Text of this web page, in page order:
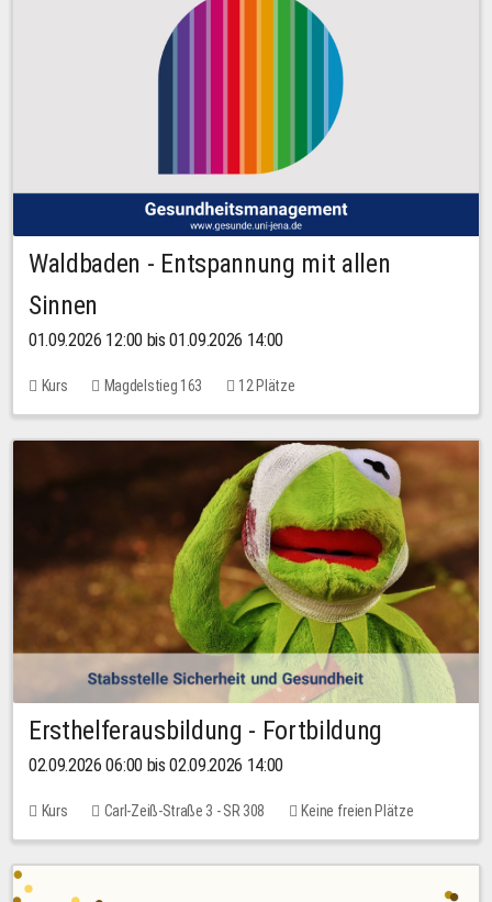
Waldbaden - Entspannung mit allen
Sinnen
01.09.2026 12:00 bis 01.09.2026 14:00
Kurs Magdelstieg 163 12 Plätze
Ersthelferausbildung - Fortbildung
02.09.2026 06:00 bis 02.09.2026 14:00
Kurs Carl-Zeiß-Straße 3 - SR 308 Keine freien Plätze